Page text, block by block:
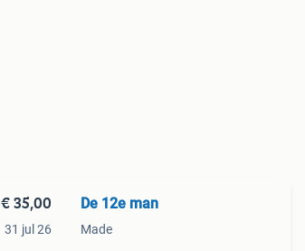
€ 35,00
31 jul 26
De 12e man
Made